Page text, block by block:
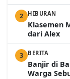
2 HIBURAN
Klasemen
dari Alex
3 BERITA
Banjir di
Warga